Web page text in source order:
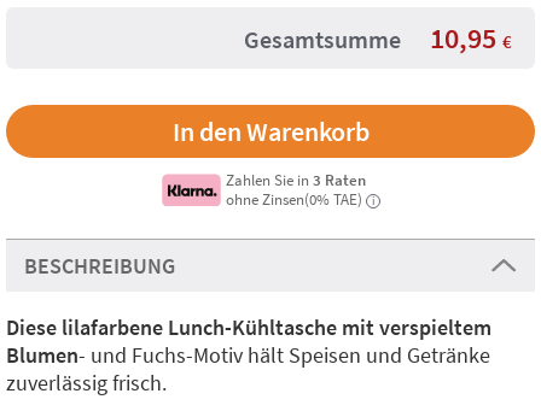
Gesamtsumme 10,95 €
Zahlen Sie in3 Raten
ohne Zinsen(0% TAE)
i
BESCHREIBUNG
Diese lilafarbene Lunch-Kühltasche mit verspieltem
Blumen- und Fuchs-Motiv hält Speisen und Getränke
zuverlässig frisch.